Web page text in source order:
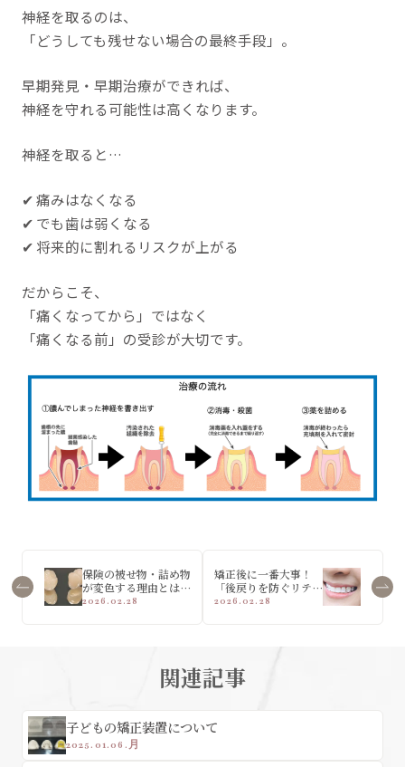
神経を取るのは、
「どうしても残せない場合の最終手段」。
早期発見・早期治療ができれば、
神経を守れる可能性は高くなります。
神経を取ると…
✔ 痛みはなくなる
✔ でも歯は弱くなる
✔ 将来的に割れるリスクが上がる
だからこそ、
「痛くなってから」ではなく
「痛くなる前」の受診が大切です。
保険の被せ物・詰め物
が変色する理由とは
2026.02.28
矯正後に一番大事！
「後戻りを防ぐリテー
ナ」の重要性
2026.02.28
関連記事
子どもの矯正装置について
2025.01.06.月